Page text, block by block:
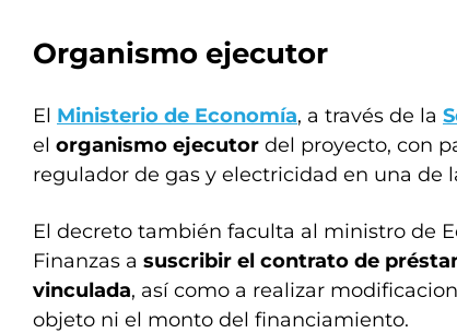
Organismo ejecutor
El Ministerio de Economía, a través de la
el organismo ejecutor del proyecto, con
regulador de gas y electricidad en una de
El decreto también faculta al ministro de
Finanzas a suscribir el contrato de
vinculada, así como a realizar
objeto ni el monto del financiamiento.